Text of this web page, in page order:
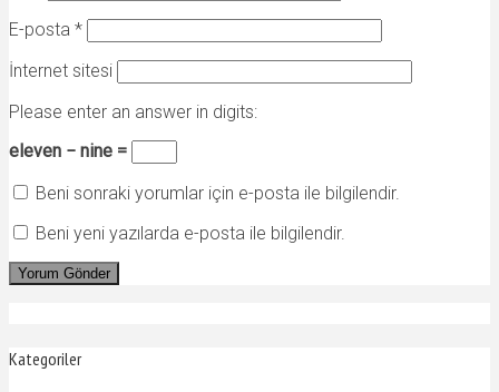
E-posta *
İnternet sitesi
Please enter an answer in digits:
eleven − nine =
Beni sonraki yorumlar için e-posta ile bilgilendir.
Beni yeni yazılarda e-posta ile bilgilendir.
Kategoriler